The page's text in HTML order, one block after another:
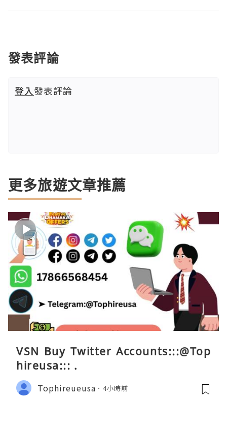
發表評論
登入發表評論
更多旅遊文章推薦
VSN Buy Twitter Accounts:::@Top
hireusa::: .
Tophireueusa 4小時前